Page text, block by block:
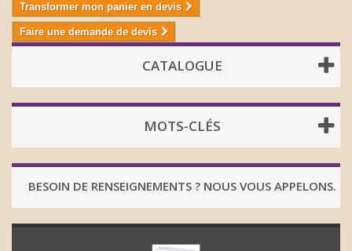
Transformer mon panier en devis
Faire une demande de devis
CATALOGUE
MOTS-CLÉS
BESOIN DE RENSEIGNEMENTS ? NOUS VOUS APPELONS.